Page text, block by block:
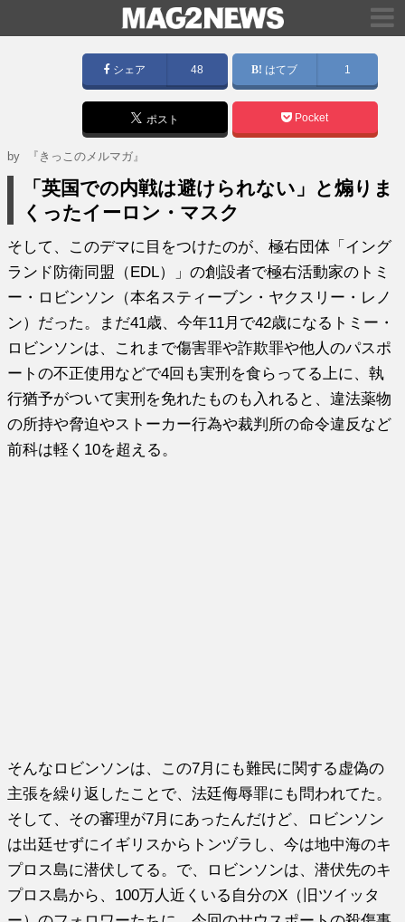
シェア 48 はてブ 1
ポスト Pocket
by 『きっこのメルマガ』
「英国での内戦は避けられない」と煽りま
くったイーロン・マスク
そして、このデマに目をつけたのが、極右団体「イング
ランド防衛同盟（EDL）」の創設者で極右活動家のトミ
ー・ロビンソン（本名スティーブン・ヤクスリー・レノ
ン）だった。まだ41歳、今年11月で42歳になるトミー・
ロビンソンは、これまで傷害罪や詐欺罪や他人のパスポ
ートの不正使用などで4回も実刑を食らってる上に、執
行猶予がついて実刑を免れたものも入れると、違法薬物
の所持や脅迫やストーカー行為や裁判所の命令違反など
前科は軽く10を超える。
そんなロビンソンは、この7月にも難民に関する虚偽の
主張を繰り返したことで、法廷侮辱罪にも問われてた。
そして、その審理が7月にあったんだけど、ロビンソン
は出廷せずにイギリスからトンヅラし、今は地中海のキ
プロス島に潜伏してる。で、ロビンソンは、潜伏先のキ
プロス島から、100万人近くいる自分のX（旧ツイッタ